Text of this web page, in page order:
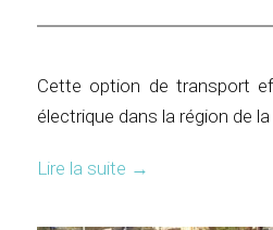
Cette option de transport
électrique dans la région de la
Lire la suite →